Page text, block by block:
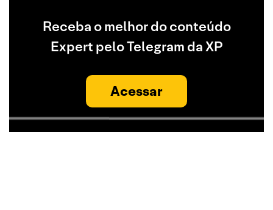
Receba o melhor do conteúdo
Expert pelo Telegram da XP
Acessar